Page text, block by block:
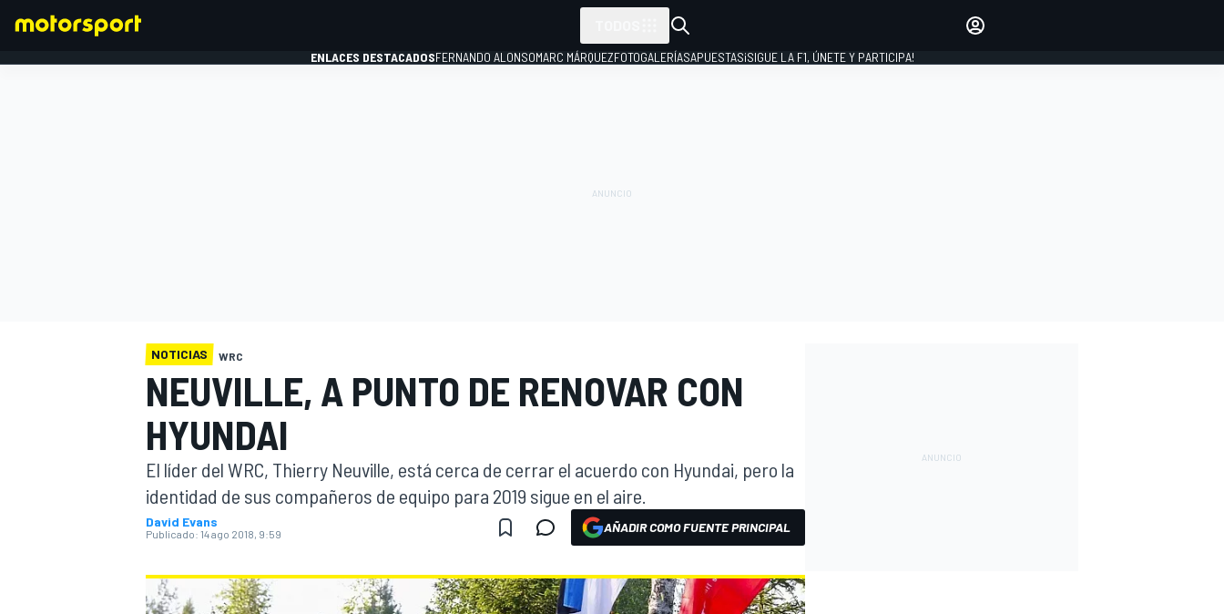
ENLACES DESTACADOSFERNANDO ALONSOMARC MÁRQUEZFOTOGALERÍASAPUESTAS¡SIGUE LA F1, ÚNETE Y PARTICIPA!
NOTICIAS WRC
NEUVILLE, A PUNTO DE RENOVAR CON
HYUNDAI
El líder del WRC, Thierry Neuville, está cerca de cerrar el acuerdo con Hyundai, pero la
identidad de sus compañeros de equipo para 2019 sigue en el aire.
David Evans
Publicado: 14 ago 2018, 9:59 AÑADIR COMO FUENTE PRINCIPAL